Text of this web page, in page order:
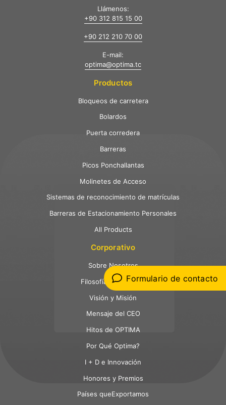
Formulario de contacto
Llámenos:
+90 312 815 15 00
+90 212 210 70 00
E-mail:
optima@optima.tc
Productos
Bloqueos de carretera
Bolardos
Puerta corredera
Barreras
Picos Ponchallantas
Molinetes de Acceso
Sistemas de reconocimiento de matrículas
Barreras de Estacionamiento Personales
All Products
Corporativo
Sobre Nosotros
Filosofía Corporativa
Visión y Misión
Mensaje del CEO
Hitos de OPTIMA
Por Qué Optima?
I + D e Innovación
Honores y Premios
Países queExportamos